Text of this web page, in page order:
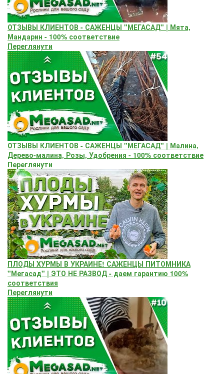
ОТЗЫВЫ КЛИЕНТОВ - САЖЕНЦЫ "МЕГАСАД" | Мята,
Мандарин - 100% соответствие
Переглянути
ОТЗЫВЫ КЛИЕНТОВ - САЖЕНЦЫ "МЕГАСАД" | Малина,
Дерево-малина, Розы, Удобрения - 100% соответствие
Переглянути
ПЛОДЫ ХУРМЫ В УКРАИНЕ! САЖЕНЦЫ ПИТОМНИКА
"Мегасад" | ЭТО НЕ РАЗВОД - даем гарантию 100%
соответствия
Переглянути